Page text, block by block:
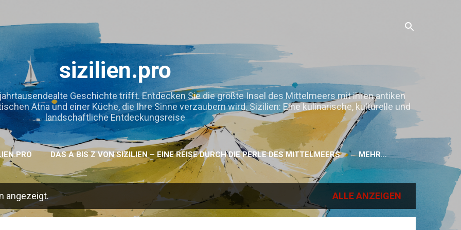
sizilien.pro
Geschichte trifft. Entdecken Sie die größte Insel des Mittelmeers mit ihren antiken
Ätna und einer Küche, die Ihre Sinne verzaubern wird. Sizilien: Eine kulinarische, kulturelle und
landschaftliche Entdeckungsreise
DAS A BIS Z VON SIZILIEN – EINE REISE DURCH DIE PERLE DES MITTELMEERS MEHR…
angezeigt. ALLE ANZEIGEN